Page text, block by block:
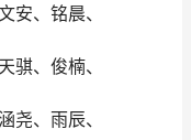
安、铭晨、
骐、俊楠、
尧、雨辰、